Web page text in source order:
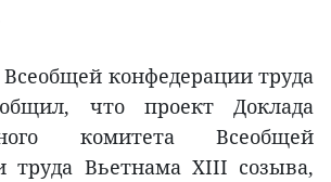
Всеобщей конфедерации труда
что проект Доклада
комитета Всеобщей
труда Вьетнама XIII созыва,